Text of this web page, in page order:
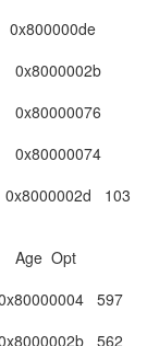
0x800000de
0x8000002b
0x80000076
0x80000074
103
597
562